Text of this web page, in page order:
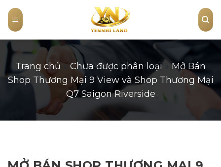
content
Trang chủ » Chưa được phân loại»Mở Bán
Shop Thương Mại 9 View và Shop Thương Mại
Q7 Saigon Riverside